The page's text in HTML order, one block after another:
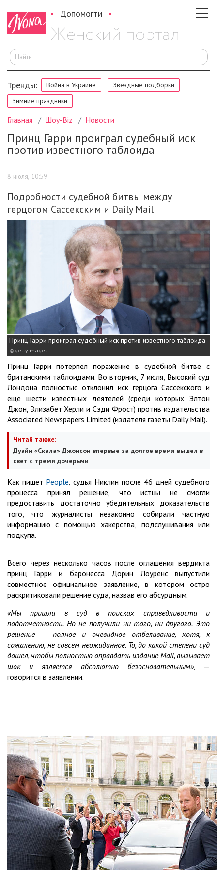
Допомогти
Тренды: Война в Украине
Звёздные подборки
Зимние праздники
Главная Шоу-Biz Новости
Принц Гарри проиграл судебный иск
против известного таблоида
8 июля, 10:59
Подробности судебной битвы между
герцогом Сассекским и Daily Mail
Принц Гарри проиграл судебный иск против известного таблоида
gettyimages
Принц Гарри потерпел поражение в судебной битве с
британскими таблоидами. Во вторник, 7 июля, Высокий суд
Лондона полностью отклонил иск герцога Сассекского и
еще шести известных деятелей (среди которых Элтон
Джон, Элизабет Херли и Сэди Фрост) против издательства
Associated Newspapers Limited (издателя газеты Daily Mail).
Читай также:
Дуэйн «Скала» Джонсон впервые за долгое время вышел в
свет с тремя дочерьми
Как пишет People, судья Никлин после 46 дней судебного
процесса принял решение, что истцы не смогли
предоставить достаточно убедительных доказательств
того, что журналисты незаконно собирали частную
информацию с помощью хакерства, подслушивания или
подкупа.
Всего через несколько часов после оглашения вердикта
принц Гарри и баронесса Дорин Лоуренс выпустили
совместное официальное заявление, в котором остро
раскритиковали решение суда, назвав его абсурдным.
«Мы пришли в суд в поисках справедливости и
подотчетности. Но не получили ни того, ни другого. Это
решение — полное и очевидное отбеливание, хотя, к
сожалению, не совсем неожиданное. То, до какой степени суд
дошел, чтобы полностью оправдать издание Mail, вызывает
шок и является абсолютно безосновательным», —
говорится в заявлении.